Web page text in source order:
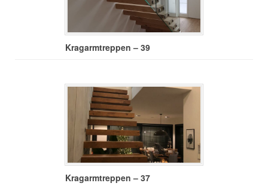
Kragarmtreppen – 39
Kragarmtreppen – 37